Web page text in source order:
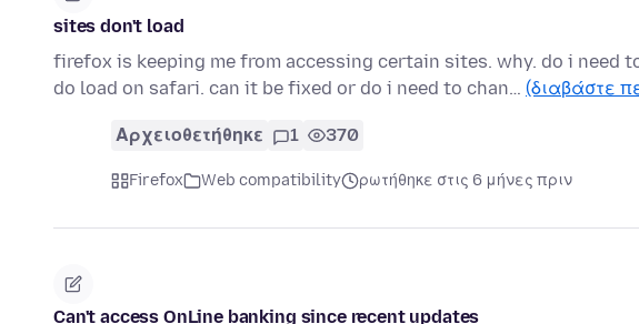
sites don't load
firefox is keeping me from accessing certain sites. why. do i need
do load on safari. can it be fixed or do i need to chan… (διαβάστε
Αρχειοθετήθηκε 1 370
Firefox Web compatibility ρωτήθηκε στις 6 μήνες πριν
Can't access OnLine banking since recent updates